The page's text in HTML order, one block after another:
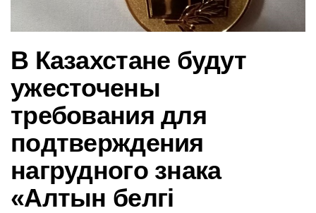
В Казахстане будут
ужесточены
требования для
подтверждения
нагрудного знака
«Алтын белгі